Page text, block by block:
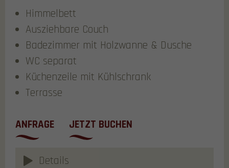
Himmelbett
Ausziehbare Couch
Badezimmer mit Holzwanne & Dusche
WC separat
Küchenzeile mit Kühlschrank
Terrasse
ANFRAGE JETZT BUCHEN
Details